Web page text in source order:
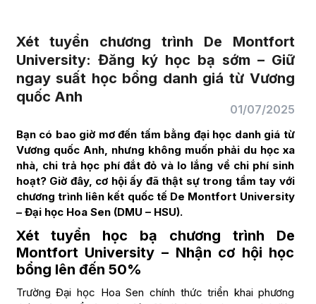
Xét tuyển chương trình De Montfort
University: Đăng ký học bạ sớm – Giữ
ngay suất học bổng danh giá từ Vương
quốc Anh
01/07/2025
Bạn có bao giờ mơ đến tấm bằng đại học danh giá từ
Vương quốc Anh, nhưng không muốn phải du học xa
nhà, chi trả học phí đắt đỏ và lo lắng về chi phí sinh
hoạt? Giờ đây, cơ hội ấy đã thật sự trong tầm tay với
chương trình liên kết quốc tế De Montfort University
– Đại học Hoa Sen (DMU – HSU).
Xét tuyển học bạ chương trình De
Montfort University – Nhận cơ hội học
bổng lên đến 50%
Trường Đại học Hoa Sen chính thức triển khai phương